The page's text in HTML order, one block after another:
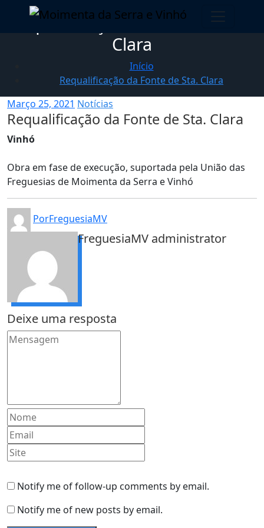
Skip to content
Moimenta da Serra e Vinhó
Requalificação da Fonte de Sta.
Clara
Início
Requalificação da Fonte de Sta. Clara
Março 25, 2021 Notícias
Requalificação da Fonte de Sta. Clara
Vinhó
Obra em fase de execução, suportada pela União das
Freguesias de Moimenta da Serra e Vinhó
PorFreguesiaMV
FreguesiaMV administrator
Deixe uma resposta
Notify me of follow-up comments by email.
Notify me of new posts by email.